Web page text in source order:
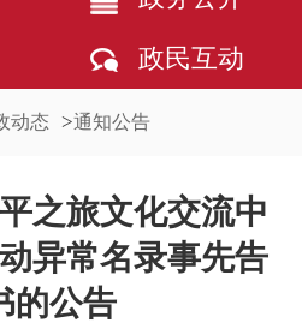
政民互动
动态 >通知公告
之旅文化交流中
异常名录事先告
的公告